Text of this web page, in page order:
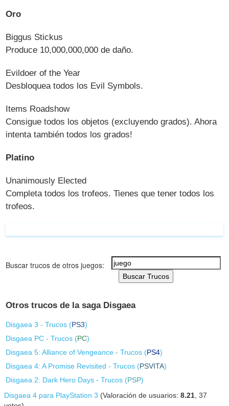
Oro
Biggus Stickus
Produce 10,000,000,000 de daño.
Evildoer of the Year
Desbloquea todos los Evil Symbols.
Items Roadshow
Consigue todos los objetos (excluyendo grados). Ahora
intenta también todos los grados!
Platino
Unanimously Elected
Completa todos los trofeos. Tienes que tener todos los
trofeos.
Buscar trucos de otros juegos:
Buscar Trucos
Otros trucos de la saga Disgaea
Disgaea 3 - Trucos (PS3)
Disgaea PC - Trucos (PC)
Disgaea 5: Alliance of Vengeance - Trucos (PS4)
Disgaea 4: A Promise Revisited - Trucos (PSVITA)
Disgaea 2: Dark Hero Days - Trucos (PSP)
Disgaea 4 para PlayStation 3 (Valoración de usuarios:8.21 ,37